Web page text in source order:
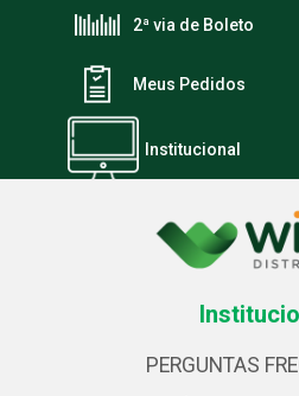
2ª via de Boleto
Meus Pedidos
Institucional
PERGUNTAS